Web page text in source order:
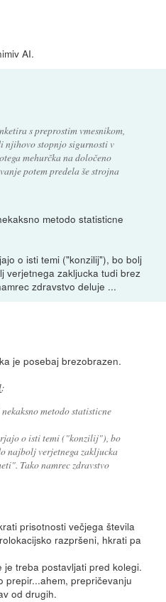
AI.
s preprostim vmesnikom,
njihovo stopnjo sigurnosti v
mehurčka na določeno
potem predela še strojna
metodo statisticne
o isti temi ("konzilij"), bo bolj
verjetnega zakljucka tudi brez
zdravstvo deluje ...
je posebaj brezobrazen.
:
metodo statisticne
o isti temi ("konzilij"), bo
najbolj verjetnega zakljucka
Tako namrec zdravstvo
prisotnosti večjega števila
razpršeni, hkrati pa
treba postavljati pred kolegi.
prepir...ahem, prepričevanju
od drugih.